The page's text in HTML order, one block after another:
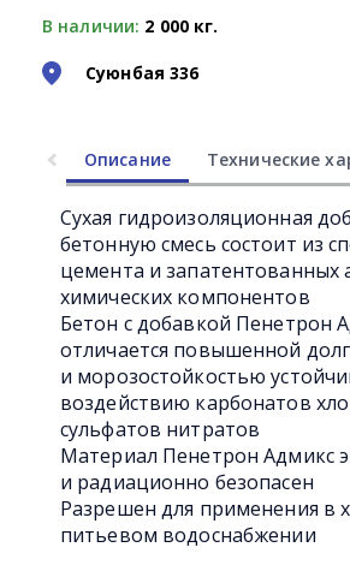
В наличии: 2 000 кг.
Суюнбая 336
Описание Технические
Сухая гидроизоляционная
бетонную смесь состоит из
цемента и запатентованных
химических компонентов
Бетон с добавкой Пенетрон
отличается повышенной
и морозостойкостью
воздействию карбонатов
сульфатов нитратов
Материал Пенетрон Адмикс
и радиационно безопасен
Разрешен для применения в
питьевом водоснабжении